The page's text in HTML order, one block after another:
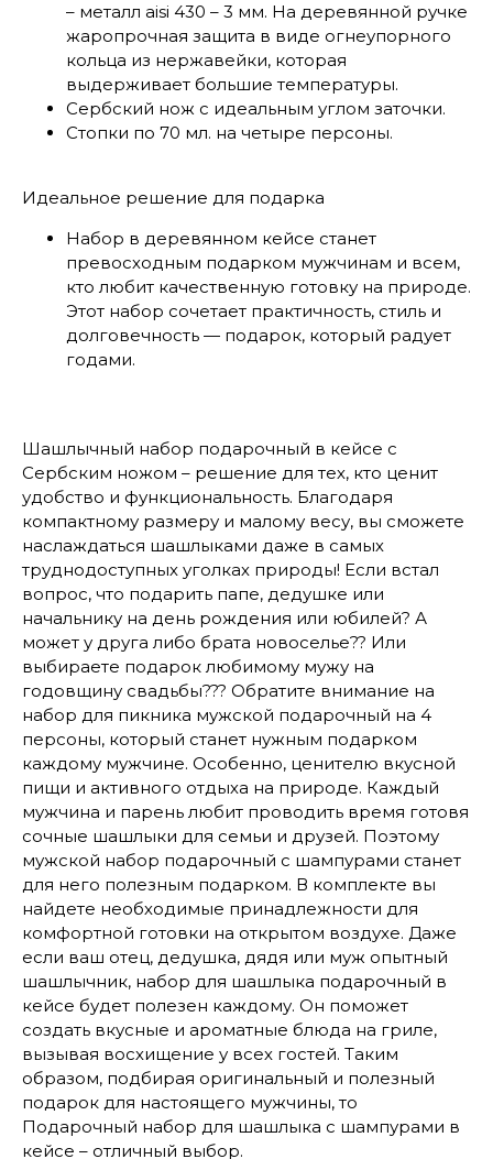
– металл aisi 430 – 3 мм. На деревянной ручке
жаропрочная защита в виде огнеупорного
кольца из нержавейки, которая
выдерживает большие температуры.
Сербский нож с идеальным углом заточки.
Стопки по 70 мл. на четыре персоны.
Идеальное решение для подарка
Набор в деревянном кейсе станет
превосходным подарком мужчинам и всем,
кто любит качественную готовку на природе.
Этот набор сочетает практичность, стиль и
долговечность — подарок, который радует
годами.
Шашлычный набор подарочный в кейсе с
Сербским ножом – решение для тех, кто ценит
удобство и функциональность. Благодаря
компактному размеру и малому весу, вы сможете
наслаждаться шашлыками даже в самых
труднодоступных уголках природы! Если встал
вопрос, что подарить папе, дедушке или
начальнику на день рождения или юбилей? А
может у друга либо брата новоселье?? Или
выбираете подарок любимому мужу на
годовщину свадьбы??? Обратите внимание на
набор для пикника мужской подарочный на 4
персоны, который станет нужным подарком
каждому мужчине. Особенно, ценителю вкусной
пищи и активного отдыха на природе. Каждый
мужчина и парень любит проводить время готовя
сочные шашлыки для семьи и друзей. Поэтому
мужской набор подарочный с шампурами станет
для него полезным подарком. В комплекте вы
найдете необходимые принадлежности для
комфортной готовки на открытом воздухе. Даже
если ваш отец, дедушка, дядя или муж опытный
шашлычник, набор для шашлыка подарочный в
кейсе будет полезен каждому. Он поможет
создать вкусные и ароматные блюда на гриле,
вызывая восхищение у всех гостей. Таким
образом, подбирая оригинальный и полезный
подарок для настоящего мужчины, то
Подарочный набор для шашлыка с шампурами в
кейсе – отличный выбор.